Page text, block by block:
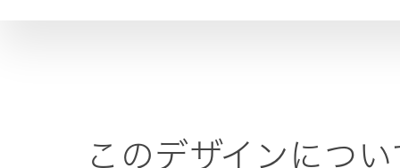
このデザインについ